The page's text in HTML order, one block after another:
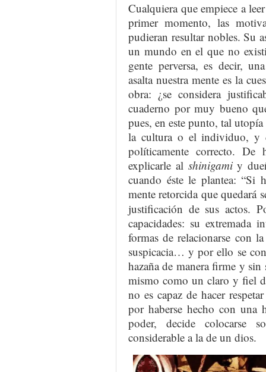
Cualquiera que empiece a
primer momento, las
pudieran resultar nobles. Su
un mundo en el que no
gente perversa, es decir,
asalta nuestra mente es la
obra: ¿se considera
cuaderno por muy bueno
pues, en este punto, tal
la cultura o el individuo, y
políticamente correcto.
explicarle al shinigamiy
cuando éste le plantea: “Si
mente retorcida que quedará
justificación de sus actos.
capacidades: su extremada
formas de relacionarse con
suspicacia… y por ello se
hazaña de manera firme y
mismo como un claro y fiel
no es capaz de hacer
por haberse hecho con una
poder, decide colocarse
considerable a la de un dios.